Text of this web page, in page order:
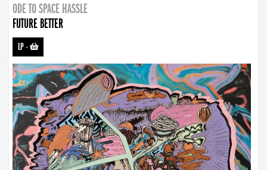
ODE TO SPACE HASSLE
FUTURE BETTER
LP-